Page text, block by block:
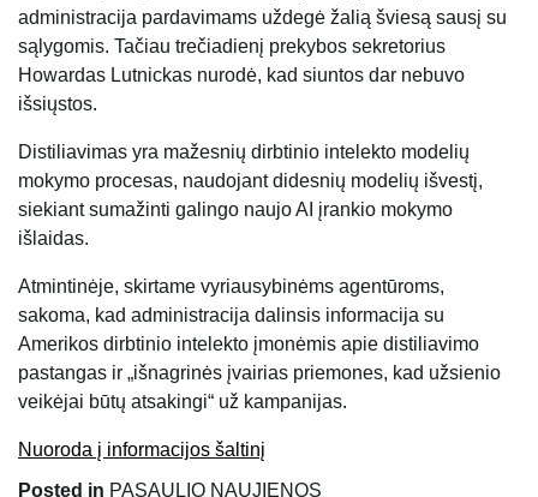
administracija pardavimams uždegė žalią šviesą sausį su
sąlygomis. Tačiau trečiadienį prekybos sekretorius
Howardas Lutnickas nurodė, kad siuntos dar nebuvo
išsiųstos.
Distiliavimas yra mažesnių dirbtinio intelekto modelių
mokymo procesas, naudojant didesnių modelių išvestį,
siekiant sumažinti galingo naujo AI įrankio mokymo
išlaidas.
Atmintinėje, skirtame vyriausybinėms agentūroms,
sakoma, kad administracija dalinsis informacija su
Amerikos dirbtinio intelekto įmonėmis apie distiliavimo
pastangas ir „išnagrinės įvairias priemones, kad užsienio
veikėjai būtų atsakingi“ už kampanijas.
Nuoroda į informacijos šaltinį
Posted in PASAULIO NAUJIENOS